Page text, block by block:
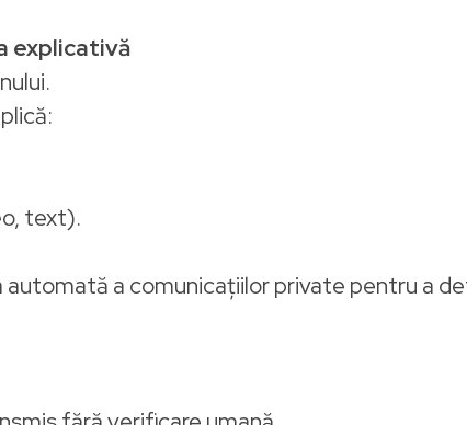
explicativă
text).
automată a comunicațiilor private pentru a